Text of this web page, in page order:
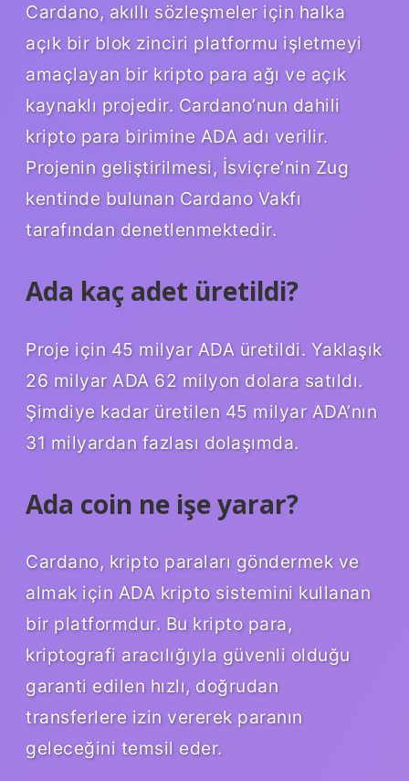
Cardano, akıllı sözleşmeler için halka
açık bir blok zinciri platformu işletmeyi
amaçlayan bir kripto para ağı ve açık
kaynaklı projedir. Cardano’nun dahili
kripto para birimine ADA adı verilir.
Projenin geliştirilmesi, İsviçre’nin Zug
kentinde bulunan Cardano Vakfı
tarafından denetlenmektedir.
Ada kaç adet üretildi?
Proje için 45 milyar ADA üretildi. Yaklaşık
26 milyar ADA 62 milyon dolara satıldı.
Şimdiye kadar üretilen 45 milyar ADA’nın
31 milyardan fazlası dolaşımda.
Ada coin ne işe yarar?
Cardano, kripto paraları göndermek ve
almak için ADA kripto sistemini kullanan
bir platformdur. Bu kripto para,
kriptografi aracılığıyla güvenli olduğu
garanti edilen hızlı, doğrudan
transferlere izin vererek paranın
geleceğini temsil eder.